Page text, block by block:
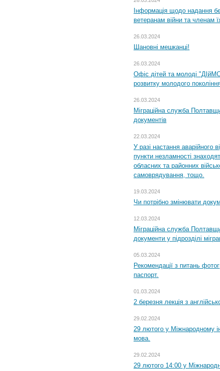
Інформація щодо надання
ветеранам війни та членам
26.03.2024
Шановні мешканці!
26.03.2024
Офіс дітей та молоді
розвитку молодого
26.03.2024
Міграційна служба
документів
22.03.2024
У разі настання аварійного
пункти незламності
обласних та районних
самоврядування, тощо.
19.03.2024
Чи потрібно змінювати
12.03.2024
Міграційна служба
документи у підрозділі
05.03.2024
Рекомендації з питань
паспорт.
01.03.2024
2 березня лекція з
29.02.2024
29 лютого у Міжнародному
мова.
29.02.2024
29 лютого 14:00 у